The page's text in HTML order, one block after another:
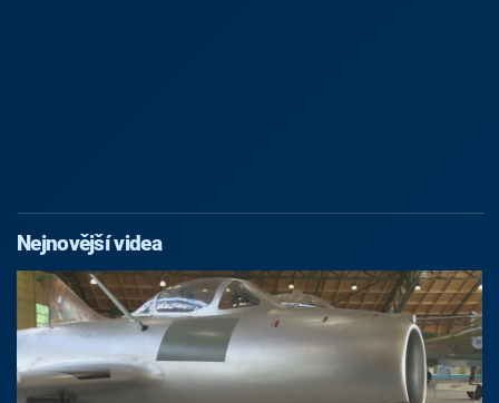
Nejnovější videa